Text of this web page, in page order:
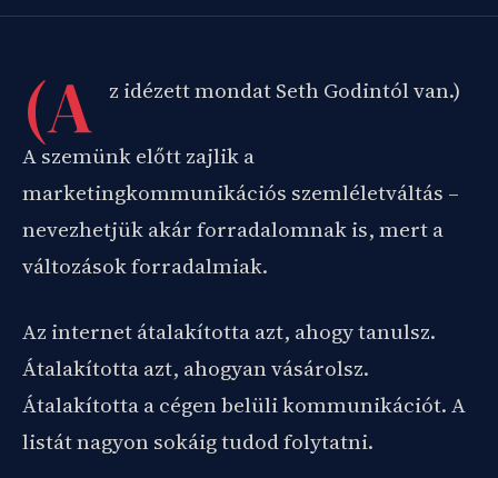
(A z idézett mondat Seth Godintól van.)
A szemünk előtt zajlik a
marketingkommunikációs szemléletváltás –
nevezhetjük akár forradalomnak is, mert a
változások forradalmiak.
Az internet átalakította azt, ahogy tanulsz.
Átalakította azt, ahogyan vásárolsz.
Átalakította a cégen belüli kommunikációt. A
listát nagyon sokáig tudod folytatni.